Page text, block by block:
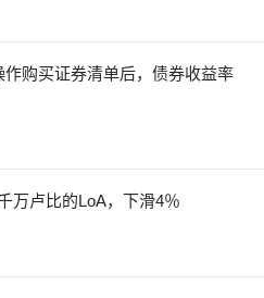
购买证券清单后，债券收益率
万卢比的LoA，下滑4％